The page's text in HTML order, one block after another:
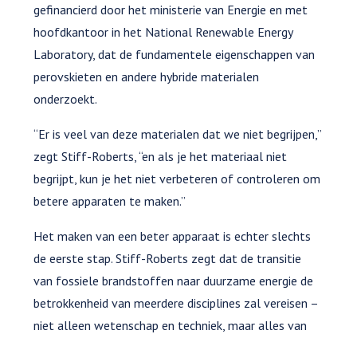
gefinancierd door het ministerie van Energie en met
hoofdkantoor in het National Renewable Energy
Laboratory, dat de fundamentele eigenschappen van
perovskieten en andere hybride materialen
onderzoekt.
“Er is veel van deze materialen dat we niet begrijpen,”
zegt Stiff-Roberts, “en als je het materiaal niet
begrijpt, kun je het niet verbeteren of controleren om
betere apparaten te maken.”
Het maken van een beter apparaat is echter slechts
de eerste stap. Stiff-Roberts zegt dat de transitie
van fossiele brandstoffen naar duurzame energie de
betrokkenheid van meerdere disciplines zal vereisen –
niet alleen wetenschap en techniek, maar alles van